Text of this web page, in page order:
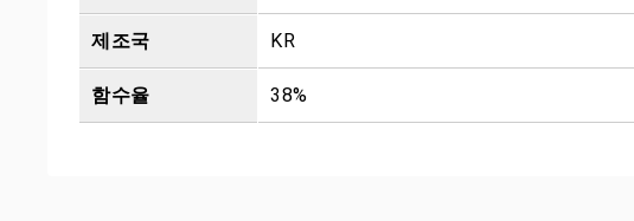
제조국 KR
함수율 38%